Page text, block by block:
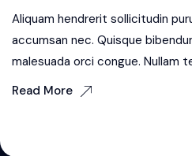
Aliquam hendrerit sollicitudin
accumsan nec. Quisque
malesuada orci congue. Nullam
Read More